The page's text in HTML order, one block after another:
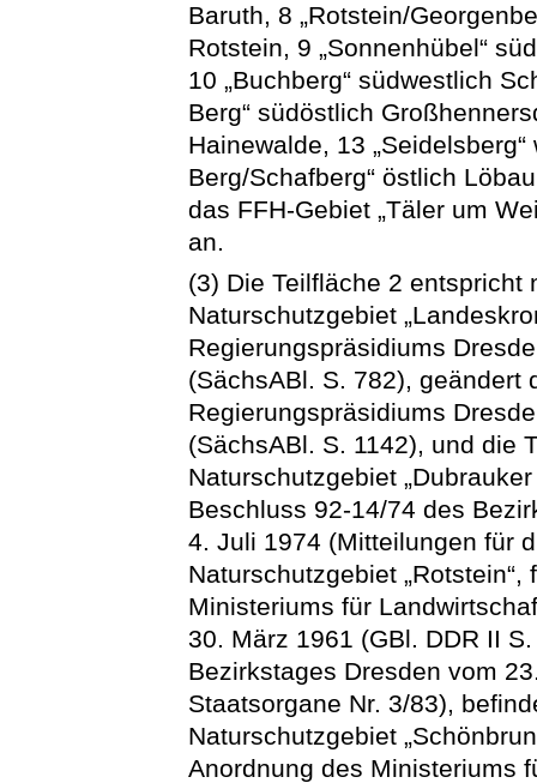
Baruth, 8 „Rotstein/
Rotstein, 9 „Sonnenhübel“
10 „Buchberg“ südwestlich
Berg“ südöstlich
Hainewalde, 13
Berg/Schafberg“ östlich
das FFH-Gebiet „Täler um
an.
(3) Die Teilfläche 2 entspricht
Naturschutzgebiet
Regierungspräsidiums
(SächsABl. S. 782), geändert
Regierungspräsidiums
(SächsABl. S. 1142), und die
Naturschutzgebiet
Beschluss 92-14/74 des
4. Juli 1974 (Mitteilungen für
Naturschutzgebiet
Ministeriums für
30. März 1961 (GBl. DDR II
Bezirkstages Dresden vom
Staatsorgane Nr. 3/83),
Naturschutzgebiet
Anordnung des Ministeriums